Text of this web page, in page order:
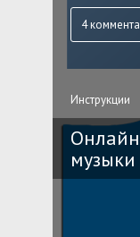
4
Инструкции
музыки